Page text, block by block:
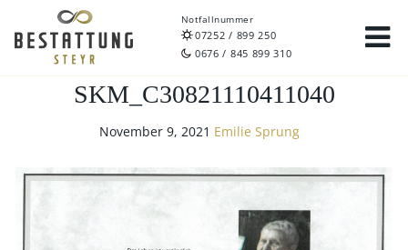
Notfallnummer
07252 / 899 250
0676 / 845 899 310
SKM_C30821110411040
November 9, 2021 Emilie Sprung